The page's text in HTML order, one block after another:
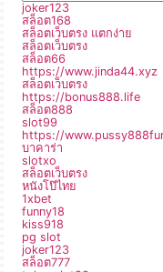
joker123
สล็อต168
สล็อตเว็บตรง แตกง่าย
สล็อตเว็บตรง
สล็อต66
https://www.jinda44.xyz
สล็อตเว็บตรง
https://bonus888.life
สล็อต888
slot99
https://
บาคาร่า
slotxo
สล็อตเว็บตรง
หนังโป๊ไทย
1xbet
funny18
kiss918
pg slot
joker123
สล็อต777